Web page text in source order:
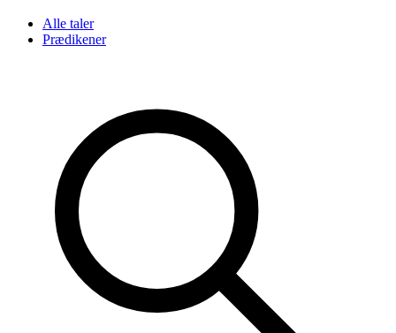
Alle taler
Prædikener